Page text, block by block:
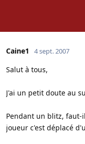
Caine1 4 sept. 2007
Salut à tous,
J'ai un petit doute au
Pendant un blitz, faut-
joueur c'est déplacé